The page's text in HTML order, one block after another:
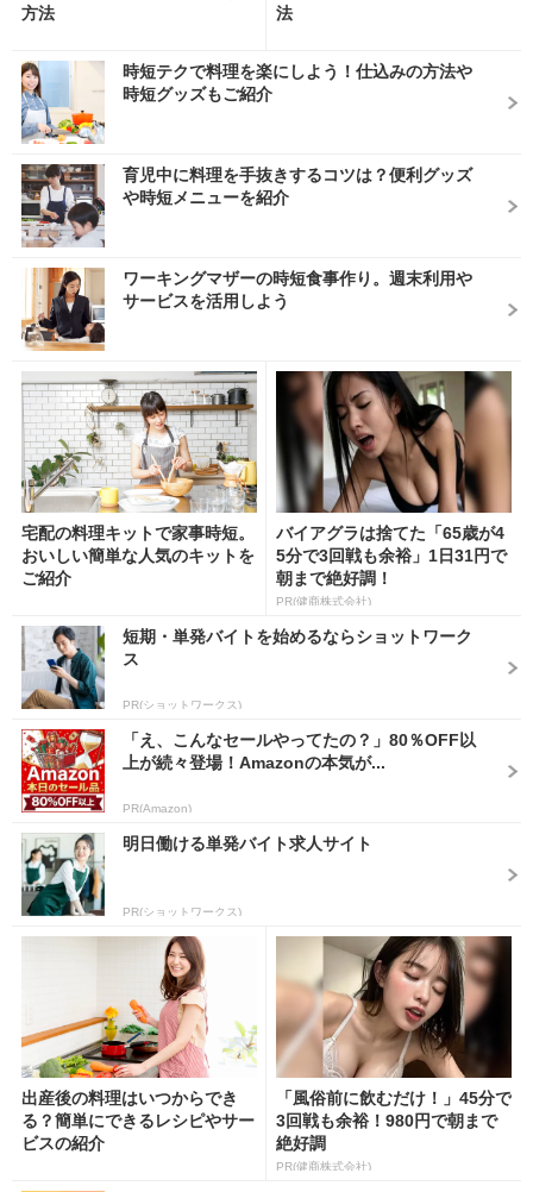
方法
法
時短テクで料理を楽にしよう！仕込みの方法や
時短グッズもご紹介
育児中に料理を手抜きするコツは？便利グッズ
や時短メニューを紹介
ワーキングマザーの時短食事作り。週末利用や
サービスを活用しよう
宅配の料理キットで家事時短。
おいしい簡単な人気のキットを
ご紹介
バイアグラは捨てた「65歳が4
5分で3回戦も余裕」1日31円で
朝まで絶好調！
PR(健商株式会社)
短期・単発バイトを始めるならショットワーク
ス
PR(ショットワークス)
「え、こんなセールやってたの？」80％OFF以
上が続々登場！Amazonの本気が...
PR(Amazon)
明日働ける単発バイト求人サイト
PR(ショットワークス)
出産後の料理はいつからでき
る？簡単にできるレシピやサー
ビスの紹介
「風俗前に飲むだけ！」45分で
3回戦も余裕！980円で朝まで
絶好調
PR(健商株式会社)